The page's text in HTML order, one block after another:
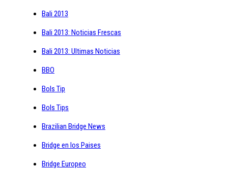
Bali 2013
Bali 2013: Noticias Frescas
Bali 2013: Ultimas Noticias
BBO
Bols Tip
Bols Tips
Brazilian Bridge News
Bridge en los Paises
Bridge Europeo